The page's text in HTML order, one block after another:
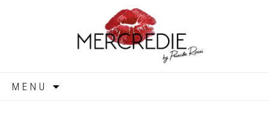
MERCREDIE
MENU